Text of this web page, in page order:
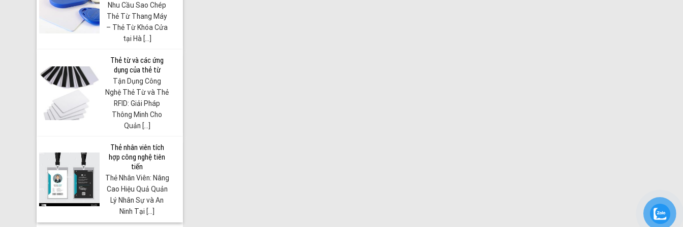
Nhu Cầu Sao Chép
Thẻ Từ Thang Máy
– Thẻ Từ Khóa Cửa
tại Hà [...]
Thẻ từ và các ứng
dụng của thẻ từ
Tận Dụng Công
Nghệ Thẻ Từ và Thẻ
RFID: Giải Pháp
Thông Minh Cho
Quản [...]
Thẻ nhân viên tích
hợp công nghệ tiên
tiến
Thẻ Nhân Viên: Nâng
Cao Hiệu Quả Quản
Lý Nhân Sự và An
Ninh Tại [...]